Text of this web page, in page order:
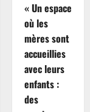
Points
Posture
naturelle,
recyclé
« Un espace
où les
mères sont
accueillies
avec leurs
enfants :
des